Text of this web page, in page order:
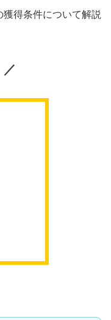
得条件について解説
／